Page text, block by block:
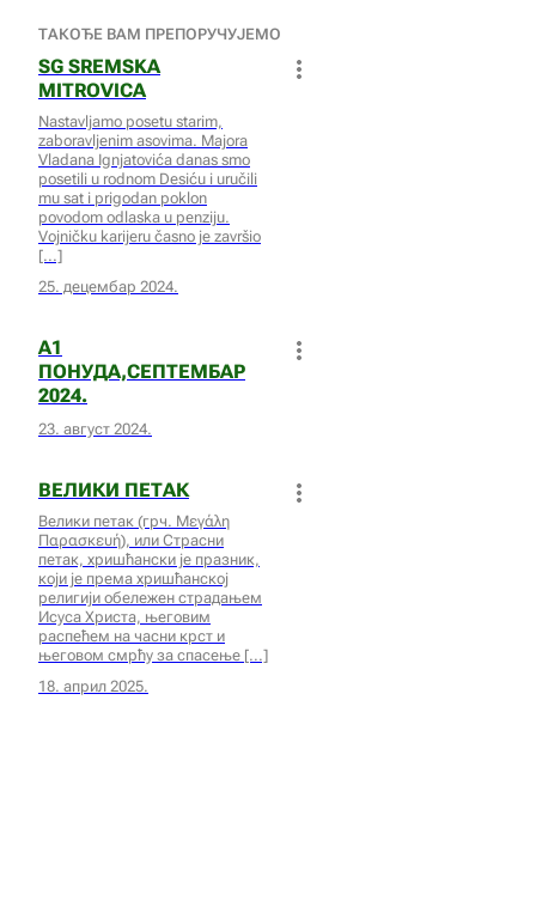
ТАКОЂЕ ВАМ ПРЕПОРУЧУЈЕМО
SG SREMSKA
MITROVICA
Nastavljamo posetu starim,
zaboravljenim asovima. Majora
Vladana Ignjatovića danas smo
posetili u rodnom Desiću i uručili
mu sat i prigodan poklon
povodom odlaska u penziju.
Vojničku karijeru časno je završio
25. децембар 2024.
A1
ПОНУДА,СЕПТЕМБАР
2024.
23. август 2024.
ВЕЛИКИ ПЕТАК
Велики петак (грч. Μεγάλη
Παρασκευή), или Страсни
петак, хришћански је празник,
који је према хришћанској
религији обележен страдањем
Исуса Христа, његовим
распећем на часни крст и
његовом смрћу за спасење
18. април 2025.